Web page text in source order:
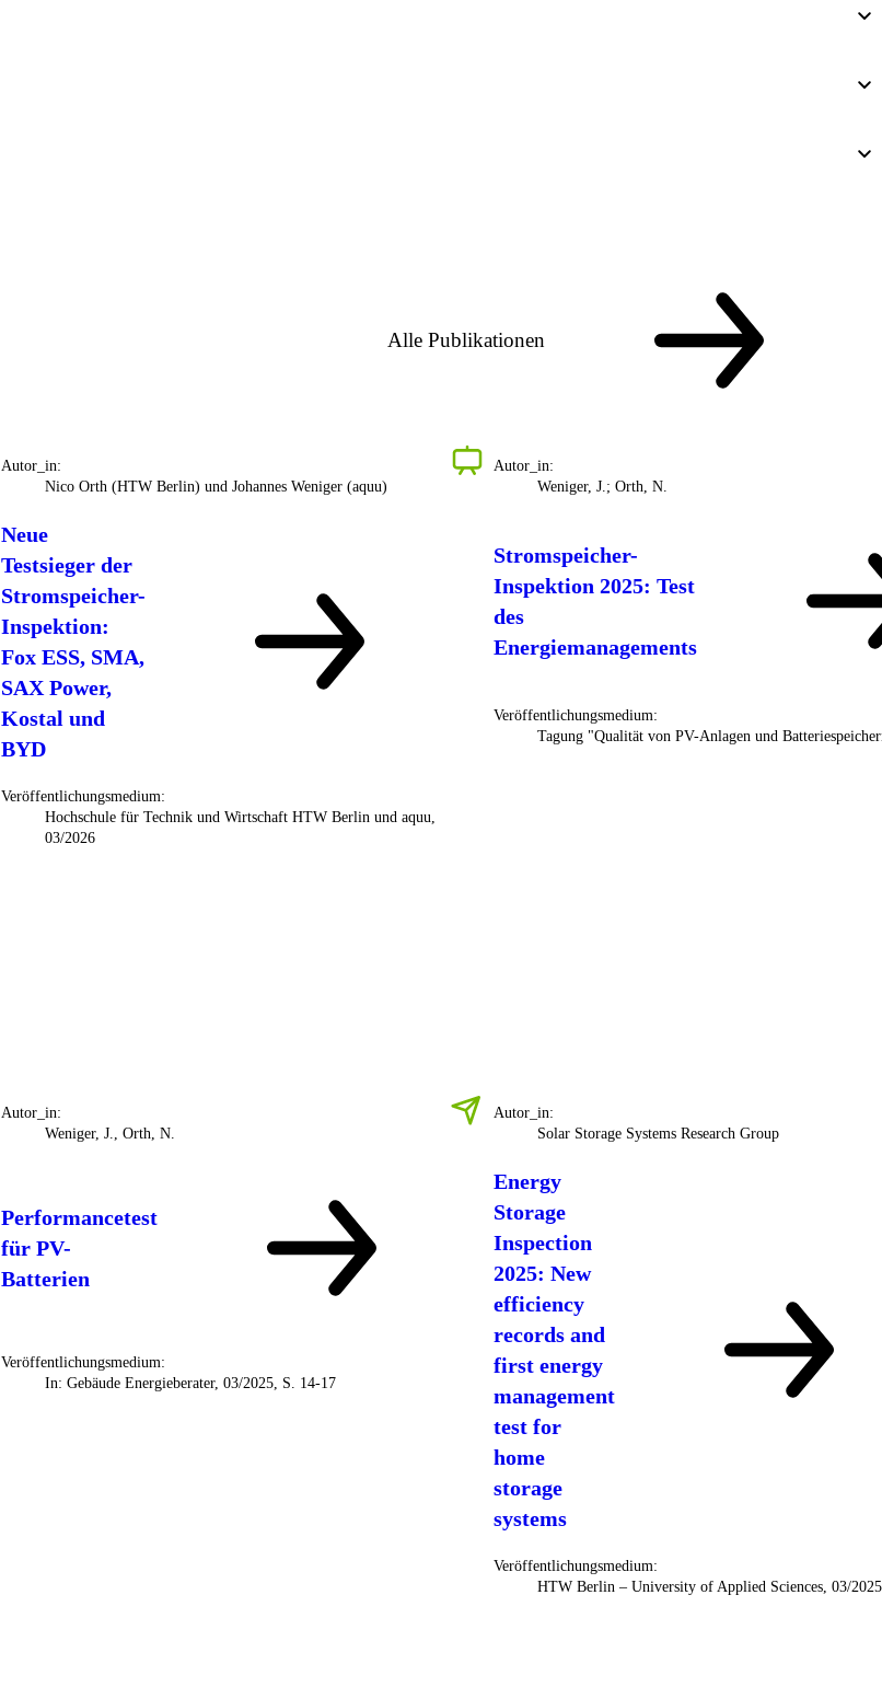
Autor_in:
Nico Orth (HTW Berlin) und Johannes Weniger (aquu)
Neue
Testsieger der
Stromspeicher-
Inspektion:
Fox ESS, SMA,
SAX Power,
Kostal und
BYD
Veröffentlichungsmedium:
Hochschule für Technik und Wirtschaft HTW Berlin und aquu,
03/2026
Autor_in:
Weniger, J.; Orth, N.
Stromspeicher-
Inspektion 2025: Test
des
Energiemanagements
Veröffentlichungsmedium:
Tagung "Qualität von PV-Anlagen und
Autor_in:
Weniger, J., Orth, N.
Performancetest
für PV-
Batterien
Veröffentlichungsmedium:
In: Gebäude Energieberater, 03/2025, S. 14-17
Autor_in:
Solar Storage Systems Research Group
Energy
Storage
Inspection
2025: New
efficiency
records and
first energy
management
test for
home
storage
systems
Veröffentlichungsmedium:
HTW Berlin – University of Applied Sciences, 03/2025
Alle Publikationen